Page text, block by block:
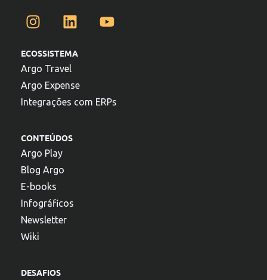
ECOSSISTEMA
Argo Travel
Argo Expense
Integrações com ERPs
CONTEÚDOS
Argo Play
Blog Argo
E-books
Infográficos
Newsletter
Wiki
DESAFIOS